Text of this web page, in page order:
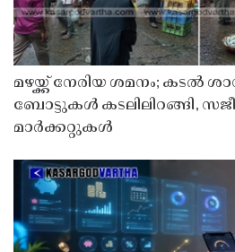
മഴയ്ക്ക് നേരിയ ശമനം; കടൽ
ബോട്ടുകൾ കടലിലിറങ്ങി,
മാർക്കറ്റുകൾ